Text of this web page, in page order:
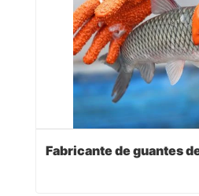
Fabricante de guantes